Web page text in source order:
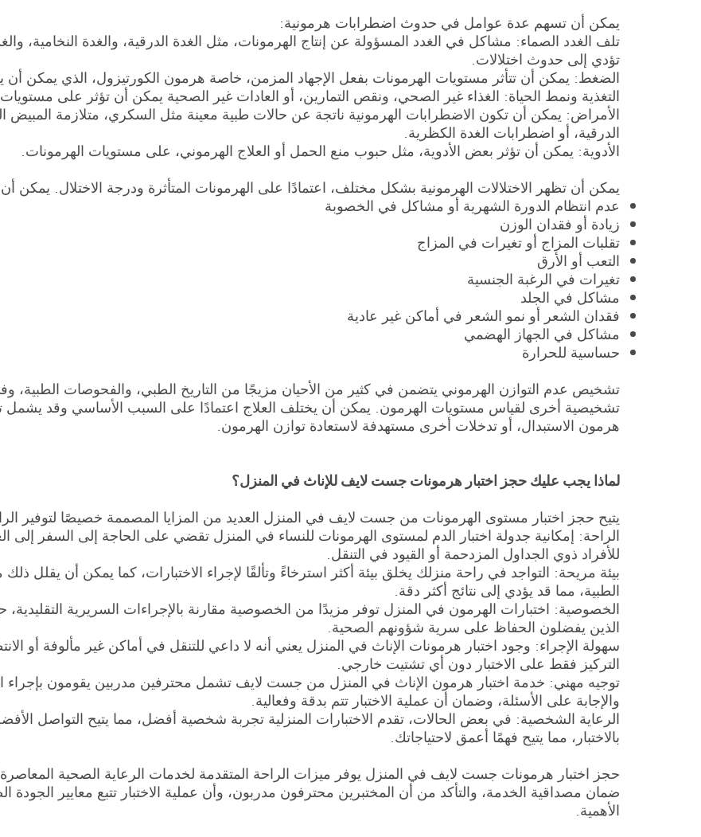
يمكن أن تسهم عدة عوامل في حدوث اضطرابات هرمونية:
تلف الغدد الصماء: مشاكل في الغدد المسؤولة عن إنتاج الهرمونات، مثل الغدة الدرقية، والغدة النخامية،
تؤدي إلى حدوث اختلالات.
الضغط: يمكن أن تتأثر مستويات الهرمونات بفعل الإجهاد المزمن، خاصة هرمون الكورتيزول، الذي يمكن أن
التغذية ونمط الحياة: الغذاء غير الصحي، ونقص التمارين، أو العادات غير الصحية يمكن أن تؤثر على
الدرقية، أو اضطرابات الغدة الكظرية.
الأدوية: يمكن أن تؤثر بعض الأدوية، مثل حبوب منع الحمل أو العلاج الهرموني، على مستويات الهرمونات.
يمكن أن تظهر الاختلالات الهرمونية بشكل مختلف، اعتمادًا على الهرمونات المتأثرة ودرجة الاختلال. يمكن
عدم انتظام الدورة الشهرية أو مشاكل في الخصوبة
زيادة أو فقدان الوزن
تقلبات المزاج أو تغيرات في المزاج
التعب أو الأرق
تغيرات في الرغبة الجنسية
مشاكل في الجلد
فقدان الشعر أو نمو الشعر في أماكن غير عادية
مشاكل في الجهاز الهضمي
حساسية للحرارة
تشخيص عدم التوازن الهرموني يتضمن في كثير من الأحيان مزيجًا من التاريخ الطبي، والفحوصات الطبية،
تشخيصية أخرى لقياس مستويات الهرمون. يمكن أن يختلف العلاج اعتمادًا على السبب الأساسي وقد يشمل
هرمون الاستبدال، أو تدخلات أخرى مستهدفة لاستعادة توازن الهرمون.
لماذا يجب عليك حجز اختبار هرمونات جست لايف للإناث في المنزل؟
يتيح حجز اختبار مستوى الهرمونات من جست لايف في المنزل العديد من المزايا المصممة خصيصًا لتوفير
الراحة: إمكانية جدولة اختبار الدم لمستوى الهرمونات للنساء في المنزل تقضي على الحاجة إلى السفر إلى
للأفراد ذوي الجداول المزدحمة أو القيود في التنقل.
بيئة مريحة: التواجد في راحة منزلك يخلق بيئة أكثر استرخاءً وتألقًا لإجراء الاختبارات، كما يمكن أن يقلل ذلك
الطبية، مما قد يؤدي إلى نتائج أكثر دقة.
الخصوصية: اختبارات الهرمون في المنزل توفر مزيدًا من الخصوصية مقارنة بالإجراءات السريرية
الذين يفضلون الحفاظ على سرية شؤونهم الصحية.
سهولة الإجراء: وجود اختبار هرمونات الإناث في المنزل يعني أنه لا داعي للتنقل في أماكن غير مألوفة أو
التركيز فقط على الاختبار دون أي تشتيت خارجي.
توجيه مهني: خدمة اختبار هرمون الإناث في المنزل من جست لايف تشمل محترفين مدربين يقومون بإجراء
والإجابة على الأسئلة، وضمان أن عملية الاختبار تتم بدقة وفعالية.
الرعاية الشخصية: في بعض الحالات، تقدم الاختبارات المنزلية تجربة شخصية أفضل، مما يتيح التواصل
بالاختبار، مما يتيح فهمًا أعمق لاحتياجاتك.
حجز اختبار هرمونات جست لايف في المنزل يوفر ميزات الراحة المتقدمة لخدمات الرعاية الصحية
ضمان مصداقية الخدمة، والتأكد من أن المختبرين محترفون مدربون، وأن عملية الاختبار تتبع معايير الجودة
الأهمية.